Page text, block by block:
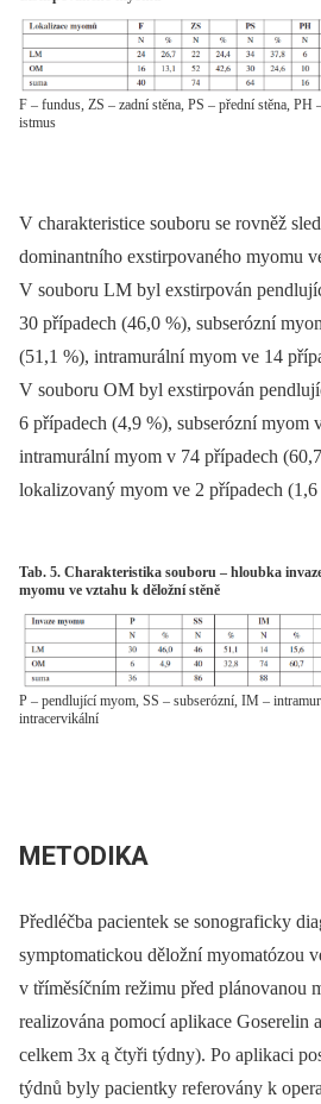
F – fundus, ZS – zadní stěna, PS – přední stěna, PH
istmus
V charakteristice souboru se rovněž
dominantního exstirpovaného myomu
V souboru LM byl exstirpován
30 případech (46,0 %), subserózní
(51,1 %), intramurální myom ve 14
V souboru OM byl exstirpován
6 případech (4,9 %), subserózní myom
intramurální myom v 74 případech
lokalizovaný myom ve 2 případech (1,6
Tab. 5. Charakteristika souboru – hloubka
myomu ve vztahu k děložní stěně
P – pendlující myom, SS – subserózní, IM –
intracervikální
METODIKA
Předléčba pacientek se sonograficky
symptomatickou děložní myomatózou
v tříměsíčním režimu před plánovanou
realizována pomocí aplikace Goserelin
celkem 3x ą čtyři týdny). Po aplikaci
týdnů byly pacientky referovány k